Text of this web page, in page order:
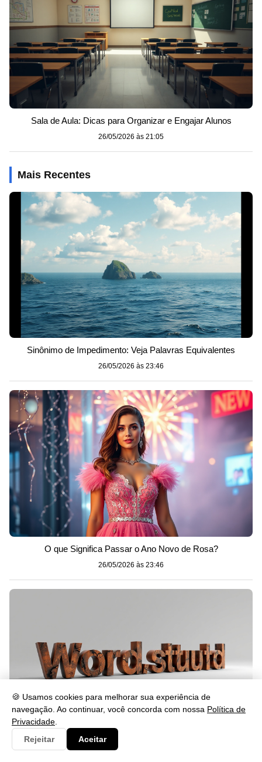
🍪 Usamos cookies para melhorar sua experiência de
navegação. Ao continuar, você concorda com nossa Política de
Privacidade
Rejeitar
Aceitar
Sala de Aula: Dicas para Organizar e Engajar Alunos
26/05/2026 às 21:05
Mais Recentes
Sinônimo de Impedimento: Veja Palavras Equivalentes
26/05/2026 às 23:46
O que Significa Passar o Ano Novo de Rosa?
26/05/2026 às 23:46
Cabalmente Significado: Entenda o Uso da Palavra